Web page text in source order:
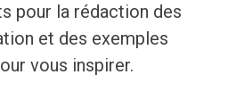
pour la rédaction des
et des exemples
vous inspirer.